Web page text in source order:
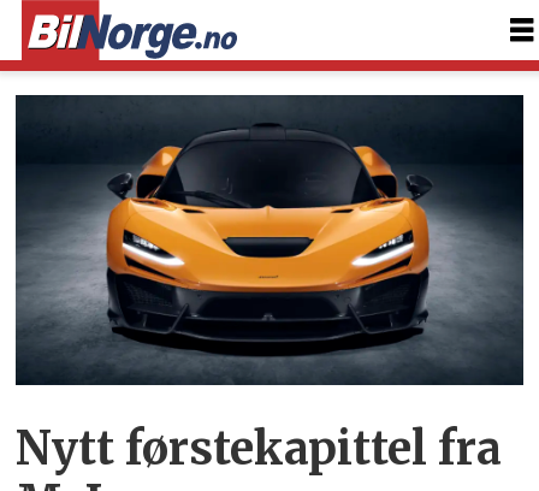
Nytt førstekapittel fra